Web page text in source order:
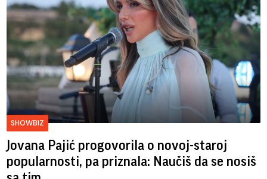
SHOWBIZ
Jovana Pajić progovorila o novoj-staroj
popularnosti, pa priznala: Naučiš da se nosiš